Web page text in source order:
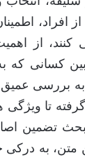
کنند، از
کسانی که به
به بررسی
تا ویژگی
تضمین
متن، به